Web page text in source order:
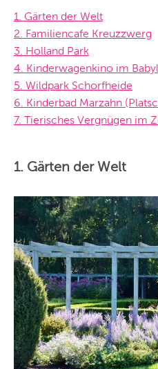
1. Gärten der Welt
2. Familiencafe Kreuzzwerg
3. Holland Park
4. Kinderwagenkino im
5. Wildpark Schorfheide
6. Kinderbad Marzahn
7. Tierisches Vergnügen im
1. Gärten der Welt